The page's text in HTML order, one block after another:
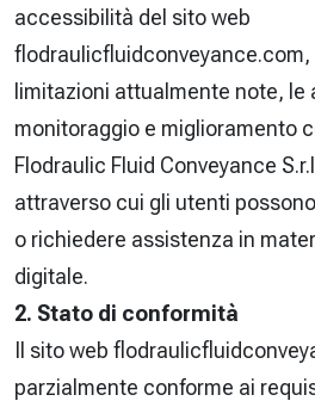
accessibilità del sito web
flodraulicfluidconveyance.com,
limitazioni attualmente note, le
monitoraggio e miglioramento
Flodraulic Fluid Conveyance
attraverso cui gli utenti
o richiedere assistenza in
digitale.
2. Stato di conformità
Il sito web
parzialmente conforme ai